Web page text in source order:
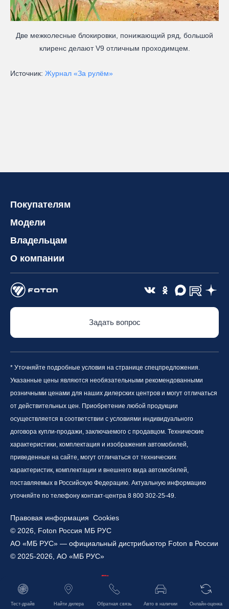
Две межколесные блокировки, понижающий ряд, большой
клиренс делают V9 отличным прохо­димцем.
Источник: Журнал «За рулём»
Покупателям
Модели
Владельцам
О компании
Задать вопрос
* Уточняйте подробные условия на странице спецпредложения.
Указанные цены являются необязательными рекомендованными
розничными ценами для наших дилерских центров и могут отличаться
от действительных цен. Приобретение любой продукции
осуществляется в соответствии с условиями индивидуального
договора купли-продажи, заключаемого с продавцом. Технические
характеристики, комплектация и изображения автомобилей,
приведенные на сайте, могут отличаться от технических
характеристик, комплектации и внешнего вида автомобилей,
поставляемых в Российскую Федерацию. Актуальную информацию
уточняйте по телефону контакт-центра 8 800 302-25-49.
© 2026, Foton Россия МБ РУС
АО «МБ РУС» — официальный дистрибьютор Foton в России
© 2025-2026, АО «МБ РУС»
Правовая информация Cookies
Тест-драйв Найти дилера Обратная связь Авто в наличии Онлайн-оценка